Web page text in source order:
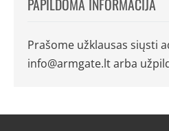
PAPILDOMA INFORMACIJA
Prašome užklausas siųsti
info@armgate.ltarba